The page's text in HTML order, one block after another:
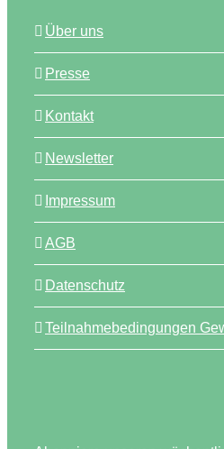
Über uns
Presse
Kontakt
Newsletter
Impressum
AGB
Datenschutz
Teilnahmebedingungen